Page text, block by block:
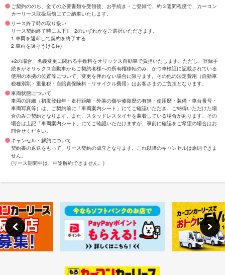
ご契約ののち、全ての必要書類を受領後、お手続き・ご登録で、約３週間程度で、カーコン
カーリース取扱店舗にてご納車いたします。
リース終了時の取り扱い
リース契約終了時に以下1、2のいずれかをご選択いただきます。
1 車両を返却して契約を終了する
2 車両を譲りうける(※)
※2の場合、名義変更に関わる手数料をオリックス自動車で負担いたします。ただし、登録手
続きがオリックス自動車からご契約者様への所有権移転のみ、かつ車検証に記載されている
使用の本拠の位置等について、変更を伴わない場合に限ります。その他の法定費用（自動車
税種別割・重量税・自賠責保険料・リサイクル費用）はお客さまのご負担となります。
車両状態について
車両の詳細（初度登録年・走行距離・外装の傷や修復歴の有無・使用歴・装備・車台番号・
車両写真等）は、ご契約前に「車両案内シート」にてご確認いただき、ご納得いただけた場
合のみご契約となります。また、スタッドレスタイヤを装着している場合があります。その
場合は上記「車両案内シート」にてご確認いただけますが、事前に確認をご希望の場合はお
問合せください。
キャンセル・解約について
契約書の返送をもって、リース契約の成立となります。これ以降のキャンセルは原則できま
せん。
(リース期間中は、中途解約できません。)